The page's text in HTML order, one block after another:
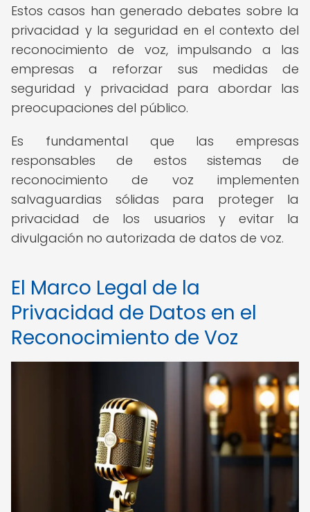
Estos casos han generado debates sobre la
privacidad y la seguridad en el contexto del
reconocimiento de voz, impulsando a las
empresas a reforzar sus medidas de
seguridad y privacidad para abordar las
preocupaciones del público.
Es fundamental que las empresas
responsables de estos sistemas de
reconocimiento de voz implementen
salvaguardias sólidas para proteger la
privacidad de los usuarios y evitar la
divulgación no autorizada de datos de voz.
El Marco Legal de la
Privacidad de Datos en el
Reconocimiento de Voz